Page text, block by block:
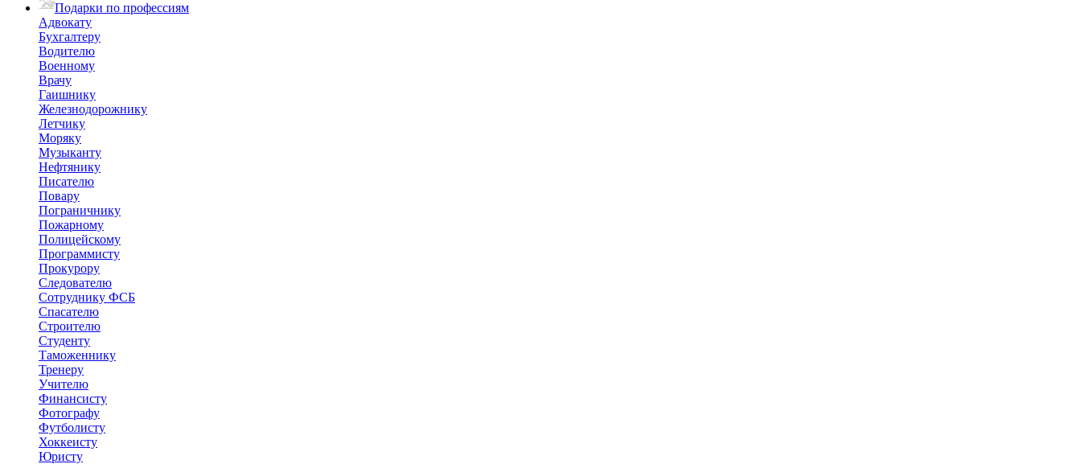
Подарки по профессиям
Адвокату
Бухгалтеру
Водителю
Военному
Врачу
Гаишнику
Железнодорожнику
Летчику
Моряку
Музыканту
Нефтянику
Писателю
Повару
Пограничнику
Пожарному
Полицейскому
Программисту
Прокурору
Следователю
Сотруднику ФСБ
Спасателю
Строителю
Студенту
Таможеннику
Тренеру
Учителю
Финансисту
Фотографу
Футболисту
Хоккеисту
Юристу